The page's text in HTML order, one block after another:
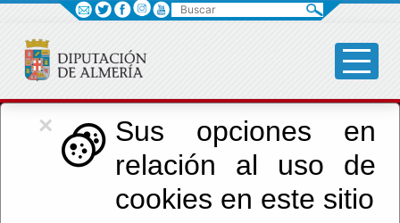
×
Sus opciones en
relación al uso de
cookies en este sitio
Cultura, Cine e
Identidad Almeriense
Buscar